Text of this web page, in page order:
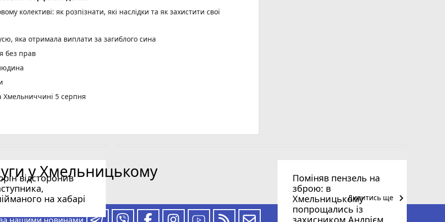
колективі: як розпізнати, які наслідки та як захистити свої
яка отримала виплати за загиблого сина
без прав
Хмельниччині 5 серпня
найкращих
на хабарі
Тернопільщини за вбивство та зґвалтування
мотоциклісти
відсторонив
на хабарі
Поміняв пензель на
зброю: в
Хмельницькому
попрощались із
захисником Андрієм
у Хмельницькому
Дивитись ще keyboard_arrow_right